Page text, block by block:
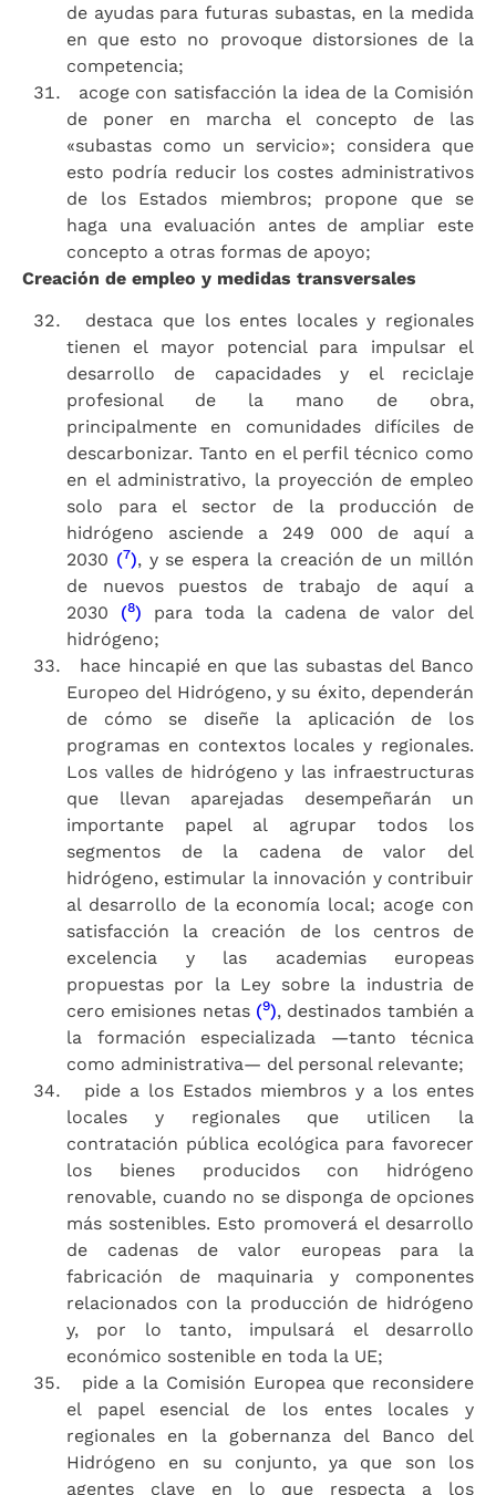
de ayudas para futuras subastas, en la medida
en que esto no provoque distorsiones de la
competencia;
acoge con satisfacción la idea de la Comisión
de poner en marcha el concepto de las
«subastas como un servicio»; considera que
esto podría reducir los costes administrativos
de los Estados miembros; propone que se
haga una evaluación antes de ampliar este
concepto a otras formas de apoyo;
Creación de empleo y medidas transversales
destaca que los entes locales y regionales
tienen el mayor potencial para impulsar el
desarrollo de capacidades y el reciclaje
profesional de la mano de obra,
principalmente en comunidades difíciles de
descarbonizar. Tanto en el perfil técnico como
en el administrativo, la proyección de empleo
solo para el sector de la producción de
hidrógeno asciende a 249 000 de aquí a
2030 (7), y se espera la creación de un millón
de nuevos puestos de trabajo de aquí a
2030 (8) para toda la cadena de valor del
hidrógeno;
hace hincapié en que las subastas del Banco
Europeo del Hidrógeno, y su éxito, dependerán
de cómo se diseñe la aplicación de los
programas en contextos locales y regionales.
Los valles de hidrógeno y las infraestructuras
que llevan aparejadas desempeñarán un
importante papel al agrupar todos los
segmentos de la cadena de valor del
hidrógeno, estimular la innovación y contribuir
al desarrollo de la economía local; acoge con
satisfacción la creación de los centros de
excelencia y las academias europeas
propuestas por la Ley sobre la industria de
cero emisiones netas (9), destinados también a
la formación especializada —tanto técnica
como administrativa— del personal relevante;
pide a los Estados miembros y a los entes
locales y regionales que utilicen la
contratación pública ecológica para favorecer
los bienes producidos con hidrógeno
renovable, cuando no se disponga de opciones
más sostenibles. Esto promoverá el desarrollo
de cadenas de valor europeas para la
fabricación de maquinaria y componentes
relacionados con la producción de hidrógeno
y, por lo tanto, impulsará el desarrollo
económico sostenible en toda la UE;
pide a la Comisión Europea que reconsidere
el papel esencial de los entes locales y
regionales en la gobernanza del Banco del
Hidrógeno en su conjunto, ya que son los
agentes clave en lo que respecta a los